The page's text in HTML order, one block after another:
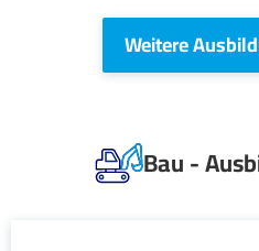
Weitere
Bau -